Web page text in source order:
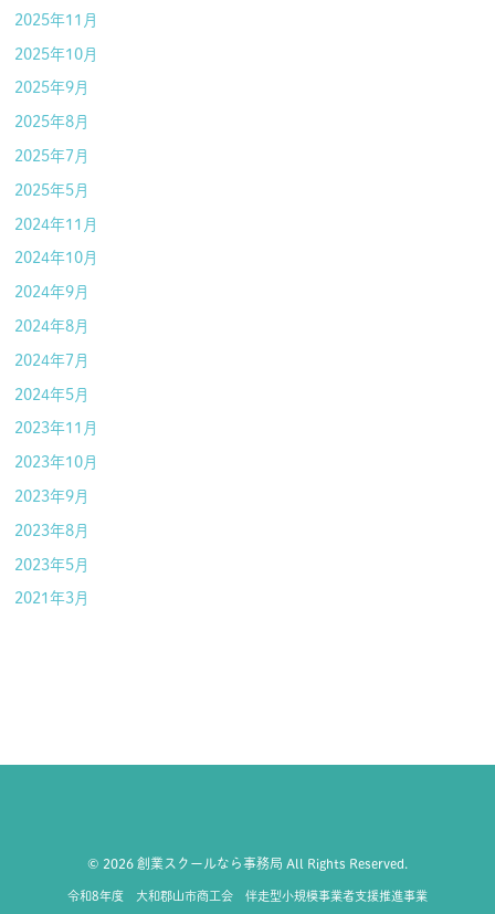
2025年11月
2025年10月
2025年9月
2025年8月
2025年7月
2025年5月
2024年11月
2024年10月
2024年9月
2024年8月
2024年7月
2024年5月
2023年11月
2023年10月
2023年9月
2023年8月
2023年5月
2021年3月
© 2026 創業スクールなら事務局 All Rights Reserved.
令和8年度 大和郡山市商工会 伴走型小規模事業者支援推進事業